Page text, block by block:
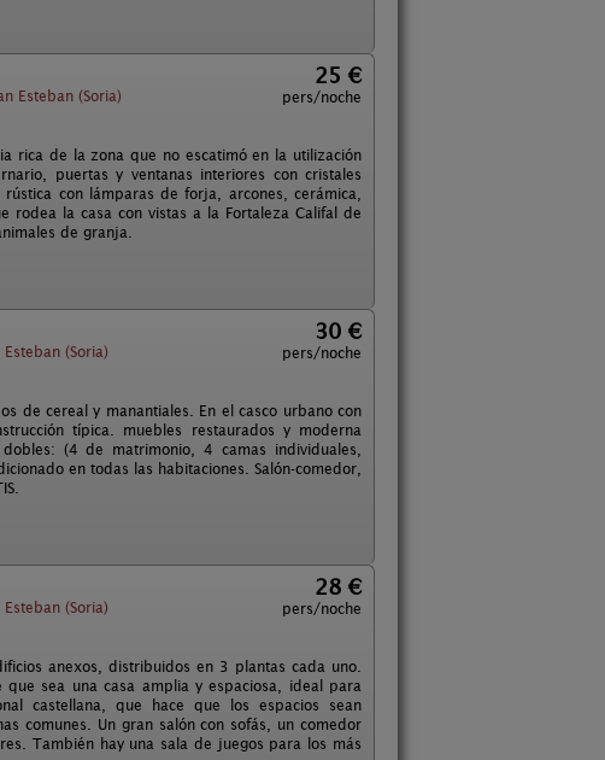
Esteban (Soria)
25 €
pers/noche
rica de la zona que no escatimó en la utilización
puertas y ventanas interiores con cristales
con lámparas de forja, arcones, cerámica,
rodea la casa con vistas a la Fortaleza Califal de
de granja.
(Soria)
30 €
pers/noche
de cereal y manantiales. En el casco urbano con
típica. muebles restaurados y moderna
(4 de matrimonio, 4 camas individuales,
en todas las habitaciones. Salón-comedor,
(Soria)
28 €
pers/noche
anexos, distribuidos en 3 plantas cada uno.
sea una casa amplia y espaciosa, ideal para
castellana, que hace que los espacios sean
comunes. Un gran salón con sofás, un comedor
También hay una sala de juegos para los más